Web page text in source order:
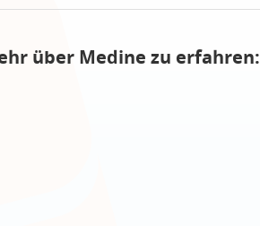
über Medine zu erfahren: